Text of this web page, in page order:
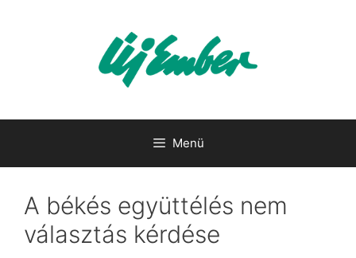
Menü
A békés együttélés nem
választás kérdése